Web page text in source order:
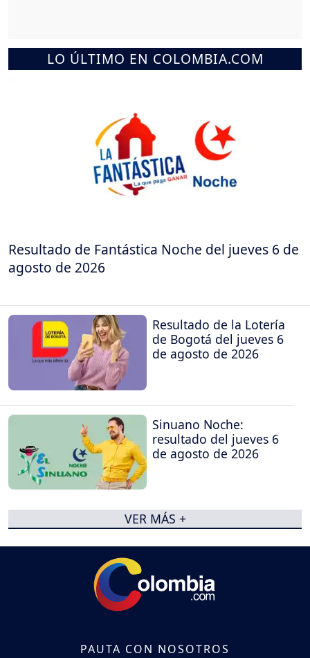
LO ÚLTIMO EN COLOMBIA.COM
Resultado de Fantástica Noche del jueves 6 de
agosto de 2026
Resultado de la Lotería
de Bogotá del jueves 6
de agosto de 2026
Sinuano Noche:
resultado del jueves 6
de agosto de 2026
VER MÁS +
PAUTA CON NOSOTROS